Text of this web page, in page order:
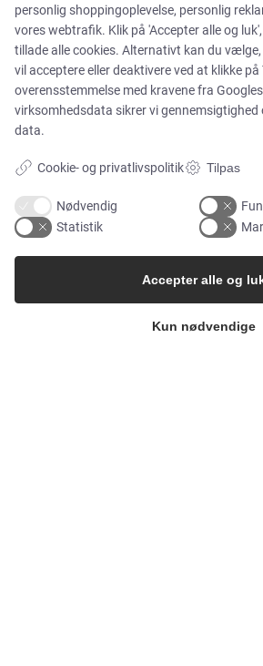
Pharma & Biotech – Multi-Use Solutions
Pharma & Biotech – Single-Use Solutions
Cleanroom
VIRKSOMHEDEN
personlig shoppingoplevelse, personlig
vores webtrafik. Klik på 'Accepter alle og
tillade alle cookies. Alternativt kan du
vil acceptere eller deaktivere ved at klikke
overensstemmelse med kravene fra
virksomhedsdata sikrer vi
data.
Cookie- og privatlivspolitik Tilpas
Nødvendig
Statistik
Kun nødvendige
Accepter alle og